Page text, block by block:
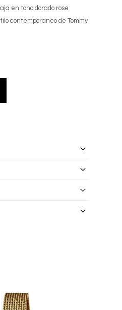
en tono dorado rose
contemporaneo de Tommy